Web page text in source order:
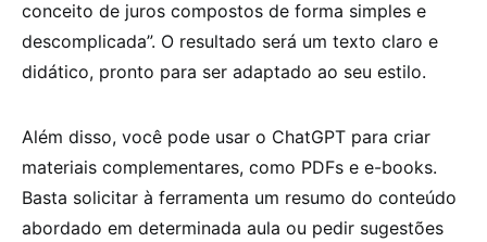
conceito de juros compostos de forma simples e
descomplicada”. O resultado será um texto claro e
didático, pronto para ser adaptado ao seu estilo.
Além disso, você pode usar o ChatGPT para criar
materiais complementares, como PDFs e e-books.
Basta solicitar à ferramenta um resumo do conteúdo
abordado em determinada aula ou pedir sugestões